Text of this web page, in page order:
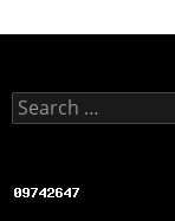
o
k
Search for: